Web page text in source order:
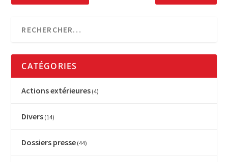
CATÉGORIES
Actions extérieures (4)
Divers (14)
Dossiers presse (44)